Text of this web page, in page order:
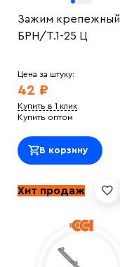
Зажим крепежный
БРН/Т.1-25 Ц
Цена за штуку:
42 ₽
Купить в 1 клик
Купить оптом
В корзину
Хит продаж